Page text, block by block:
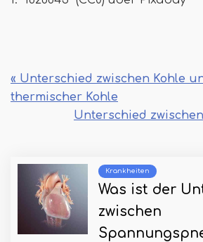
« Unterschied zwischen Kohle
thermischer Kohle
Unterschied
Krankheiten
Was ist der
zwischen